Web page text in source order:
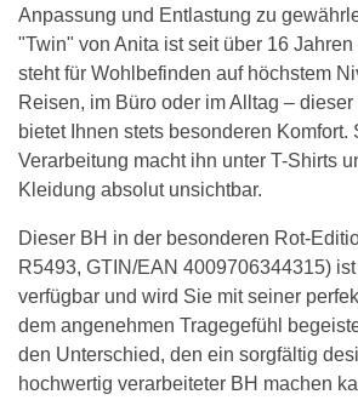
Anpassung und Entlastung zu
"Twin" von Anita ist seit über 16
steht für Wohlbefinden auf höchstem
Reisen, im Büro oder im Alltag –
bietet Ihnen stets besonderen Komfort.
Verarbeitung macht ihn unter T-Shirts
Kleidung absolut unsichtbar.
Dieser BH in der besonderen Rot-
R5493, GTIN/EAN 4009706344315)
verfügbar und wird Sie mit seiner
dem angenehmen Tragegefühl
den Unterschied, den ein sorgfältig
hochwertig verarbeiteter BH machen